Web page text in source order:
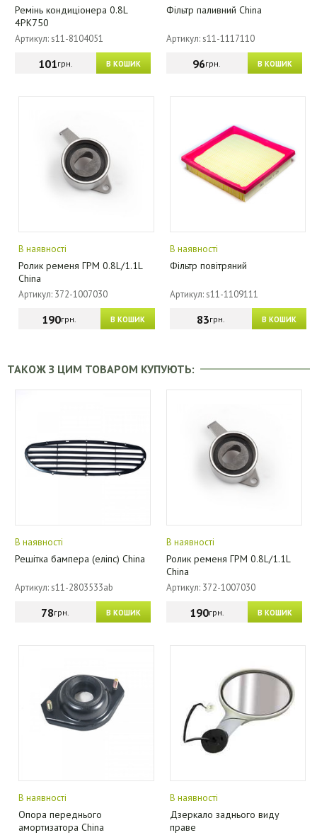
Ремінь кондиціонера 0.8L
4PK750
Артикул: s11-8104051
В КОШИК
101грн.
Фільтр паливний China
Артикул: s11-1117110
В КОШИК
96грн.
В наявності
Ролик ременя ГРМ 0.8L/1.1L
China
Артикул: 372-1007030
В КОШИК
190грн.
В наявності
Фільтр повітряний
Артикул: s11-1109111
В КОШИК
83грн.
ТАКОЖ З ЦИМ ТОВАРОМ КУПУЮТЬ:
В наявності
Решітка бампера (еліпс) China
Артикул: s11-2803533ab
В КОШИК
78грн.
В наявності
Ролик ременя ГРМ 0.8L/1.1L
China
Артикул: 372-1007030
В КОШИК
190грн.
В наявності
Опора переднього
амортизатора China
В наявності
Дзеркало заднього виду
праве